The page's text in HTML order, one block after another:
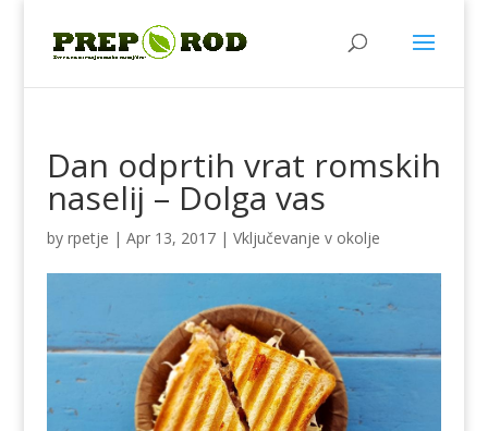
Dan odprtih vrat romskih
naselij – Dolga vas
by rpetje | Apr 13, 2017| Vključevanje v okolje